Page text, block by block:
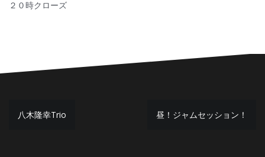
２０時クローズ
投
八木隆幸Trio 昼！ジャムセッション！